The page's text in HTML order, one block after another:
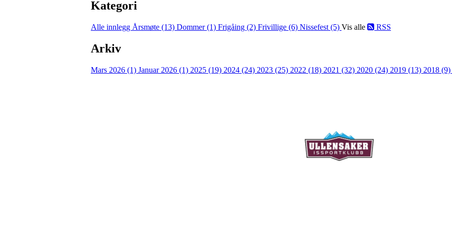
Kategori
Alle innlegg Årsmøte (13) Dommer (1) Frigåing (2) Frivillige (6) Nissefest (5) Vis alle RSS
Arkiv
Mars 2026 (1) Januar 2026 (1) 2025 (19) 2024 (24) 2023 (25) 2022 (18) 2021 (32) 2020 (24) 2019 (13) 2018 (9)